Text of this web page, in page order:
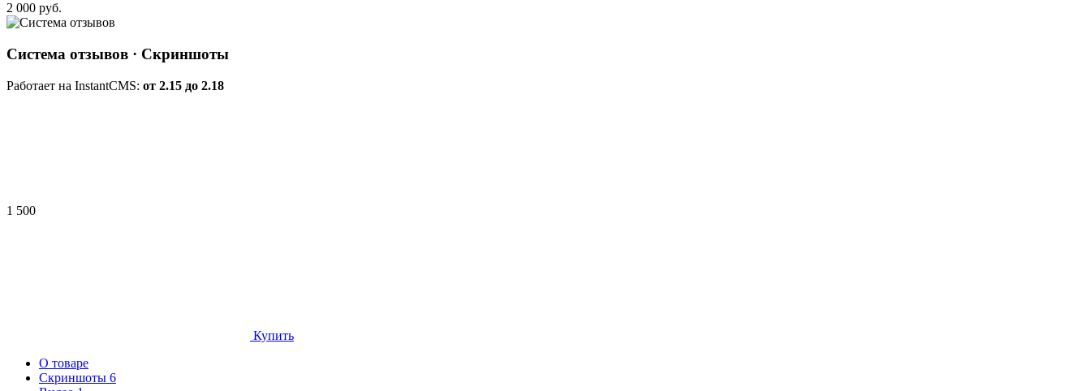
2 000 руб.
Система отзывов · Скриншоты
Работает на InstantCMS: от 2.15 до 2.18
1 500
Купить
О товаре
Скриншоты 6